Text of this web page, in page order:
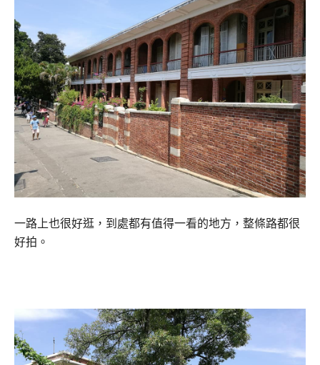
一路上也很好逛，到處都有值得一看的地方，整條路都很
好拍。